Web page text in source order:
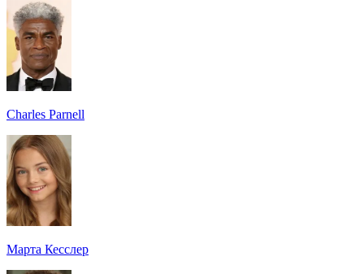
Charles Parnell
Марта Кесслер